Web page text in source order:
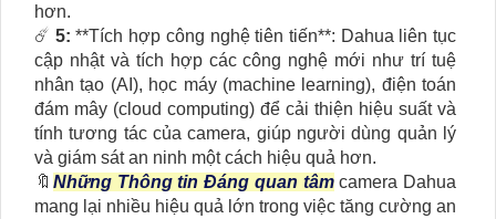
hơn.
☄️ 5: **Tích hợp công nghệ tiên tiến**: Dahua liên tục
cập nhật và tích hợp các công nghệ mới như trí tuệ
nhân tạo (AI), học máy (machine learning), điện toán
đám mây (cloud computing) để cải thiện hiệu suất và
tính tương tác của camera, giúp người dùng quản lý
và giám sát an ninh một cách hiệu quả hơn.
🔖 Những Thông tin Đáng quan tâmcamera Dahua
mang lại nhiều hiệu quả lớn trong việc tăng cường an